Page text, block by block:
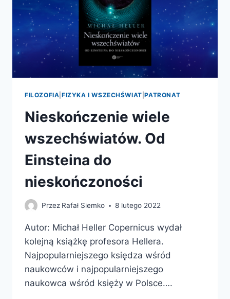
FILOZOFIA FIZYKA I WSZECHŚWIAT |PATRONAT
Nieskończenie wiele
wszechświatów. Od
Einsteina do
nieskończoności
Przez Rafał Siemko 8 lutego 2022
Autor: Michał Heller Copernicus wydał
kolejną książkę profesora Hellera.
Najpopularniejszego księdza wśród
naukowców i najpopularniejszego
naukowca wśród księży w Polsce….